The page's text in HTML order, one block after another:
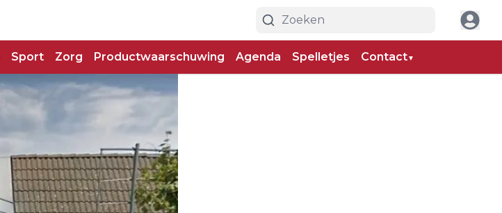
Sport Zorg Productwaarschuwing Agenda Spelletjes Contact▼